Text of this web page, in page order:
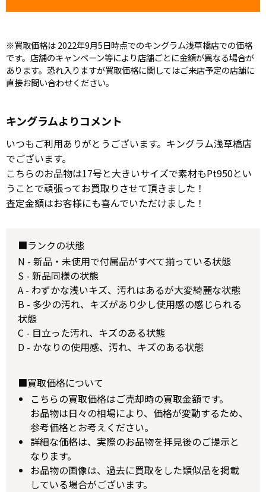
※買取価格は 2022年9月5日時点でのキングラム浅草橋店での価格
です。店舗のキャンペーン等により店舗ごとに金額が異なる場合が
あります。恐れ入りますが買取価格に関してはご来店予定の店舗に
直接お問い合わせください。
キングラムよりコメント
いつもご利用ありがとうございます。キングラム浅草橋店
でございます。
こちらのお品物は17号と大きいサイズで素材もPt950とい
うことで頑張ってお買取りさせて頂きました！
査定金額はお客様にも喜んでいただけました！
■ランクの状態
N - 新品・未使用で付属品がすべて揃っている状態
S - 新品同様の状態
A - わずかな浅いキズ、汚れはあるが大変綺麗な状態
B - 多少の汚れ、キズがあり少し使用感の感じられる
状態
C - 目立った汚れ、キズのある状態
D - かなりの使用感、汚れ、キズのある状態
■買取価格について
こちらの買取価格はご売却時の買取金額です。
お品物は日々の相場により、価格が変動するため、
参考価格とお考えください。
詳細な価格は、実際のお品物を拝見後のご提示と
なります。
お品物の画像は、過去に買取をした類似品を掲載
している場合がございます。